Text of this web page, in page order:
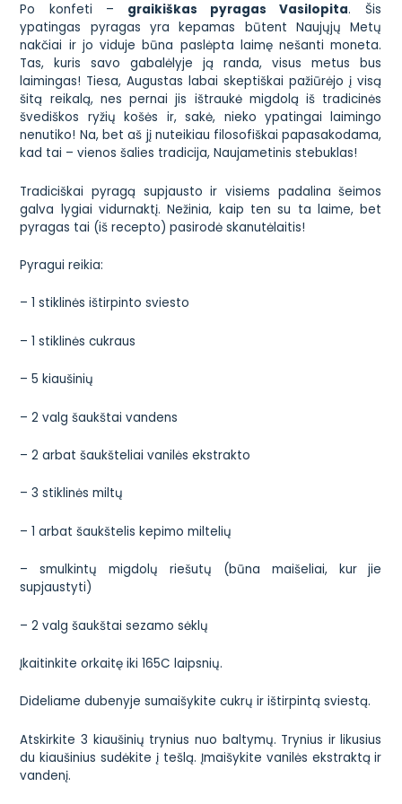
Po konfeti – graikiškas pyragas Vasilopita. Šis
ypatingas pyragas yra kepamas būtent Naujųjų Metų
nakčiai ir jo viduje būna paslėpta laimę nešanti moneta.
Tas, kuris savo gabalėlyje ją randa, visus metus bus
laimingas! Tiesa, Augustas labai skeptiškai pažiūrėjo į visą
šitą reikalą, nes pernai jis ištraukė migdolą iš tradicinės
švediškos ryžių košės ir, sakė, nieko ypatingai laimingo
nenutiko! Na, bet aš jį nuteikiau filosofiškai papasakodama,
kad tai – vienos šalies tradicija, Naujametinis stebuklas!
Tradiciškai pyragą supjausto ir visiems padalina šeimos
galva lygiai vidurnaktį. Nežinia, kaip ten su ta laime, bet
pyragas tai (iš recepto) pasirodė skanutėlaitis!
Pyragui reikia:
– 1 stiklinės ištirpinto sviesto
– 1 stiklinės cukraus
– 5 kiaušinių
– 2 valg šaukštai vandens
– 2 arbat šaukšteliai vanilės ekstrakto
– 3 stiklinės miltų
– 1 arbat šaukštelis kepimo miltelių
– smulkintų migdolų riešutų (būna maišeliai, kur jie
supjaustyti)
– 2 valg šaukštai sezamo sėklų
Įkaitinkite orkaitę iki 165C laipsnių.
Dideliame dubenyje sumaišykite cukrų ir ištirpintą sviestą.
Atskirkite 3 kiaušinių trynius nuo baltymų. Trynius ir likusius
du kiaušinius sudėkite į tešlą. Įmaišykite vanilės ekstraktą ir
vandenį.